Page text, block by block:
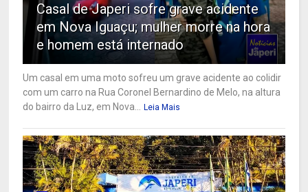
Casal de Japeri sofre grave acidente
em Nova Iguaçu; mulher morre na hora
e homem está internado
Um casal em uma moto sofreu um grave acidente ao colidir
com um carro na Rua Coronel Bernardino de Melo, na altura
do bairro da Luz, em Nova...
Leia Mais